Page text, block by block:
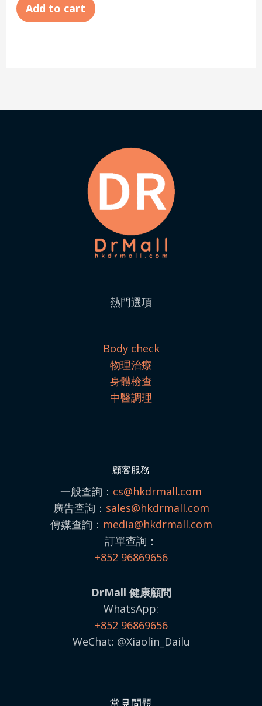
Add to cart
熱門選項
Body check
物理治療
身體檢查
中醫調理
顧客服務
一般查詢： cs@hkdrmall.com
廣告查詢： sales@hkdrmall.com
傳媒查詢： media@hkdrmall.com
訂單查詢：
+852 96869656
DrMall 健康顧問
WhatsApp:
+852 96869656
WeChat: @Xiaolin_Dailu